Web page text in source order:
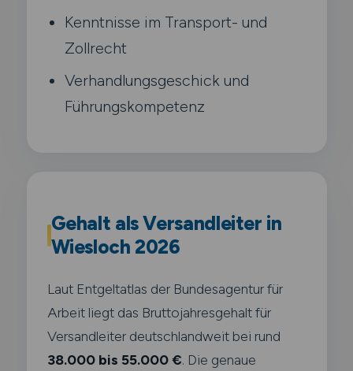
Kenntnisse im Transport- und
Zollrecht
Verhandlungsgeschick und
Führungskompetenz
Gehalt als Versandleiter in
Wiesloch 2026
Laut Entgeltatlas der Bundesagentur für
Arbeit liegt das Bruttojahresgehalt für
Versandleiter deutschlandweit bei rund
38.000 bis 55.000 €. Die genaue